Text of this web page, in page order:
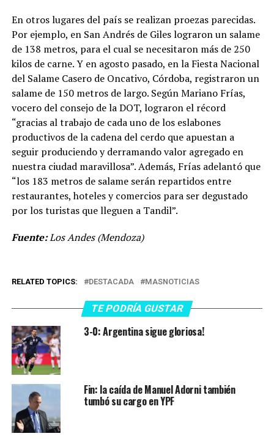
En otros lugares del país se realizan proezas parecidas.
Por ejemplo, en San Andrés de Giles lograron un salame
de 138 metros, para el cual se necesitaron más de 250
kilos de carne. Y en agosto pasado, en la Fiesta Nacional
del Salame Casero de Oncativo, Córdoba, registraron un
salame de 150 metros de largo. Según Mariano Frías,
vocero del consejo de la DOT, lograron el récord
“gracias al trabajo de cada uno de los eslabones
productivos de la cadena del cerdo que apuestan a
seguir produciendo y derramando valor agregado en
nuestra ciudad maravillosa”. Además, Frías adelantó que
“los 183 metros de salame serán repartidos entre
restaurantes, hoteles y comercios para ser degustado
por los turistas que lleguen a Tandil”.
Fuente:Los Andes (Mendoza)
RELATED TOPICS: DESTACADA MASNOTICIAS
TE PODRÍA GUSTAR
3-0: Argentina sigue gloriosa!
Fin: la caída de Manuel Adorni también
tumbó su cargo en YPF